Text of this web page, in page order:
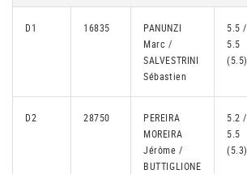
D1 16835
PANUNZI
Marc /
SALVESTRINI
Sébastien
5.5 /
5.5
(5.5)
D2 28750
PEREIRA
MOREIRA
Jérôme /
BUTTIGLIONE
5.2 /
5.5
(5.3)